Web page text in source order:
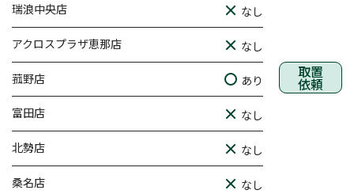
瑞浪中央店 なし
アクロスプラザ恵那店 なし
菰野店 あり 取置
依頼
富田店 なし
北勢店 なし
桑名店 なし